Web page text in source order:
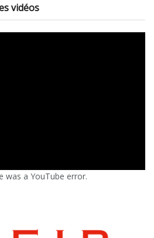
vidéos
was a YouTube error.